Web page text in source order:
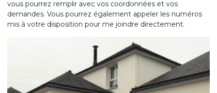
vous pourrez remplir avec vos coordonnées et vos
demandes. Vous pourrez également appeler les numéros
mis à votre disposition pour me joindre directement.